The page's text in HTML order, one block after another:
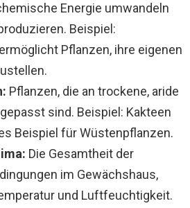
Energie umwandeln
Beispiel:
Pflanzen, ihre eigenen
Pflanzen, die an trockene, aride
sind. Beispiel: Kakteen
Beispiel für Wüstenpflanzen.
Die Gesamtheit der
im Gewächshaus,
und Luftfeuchtigkeit.